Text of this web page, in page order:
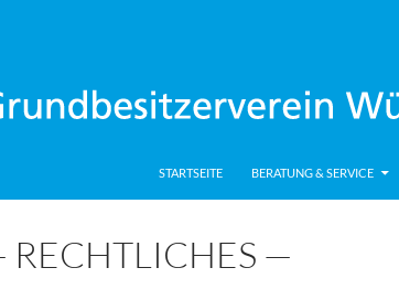
STARTSEITE BERATUNG & SERVICE
RECHTLICHES —